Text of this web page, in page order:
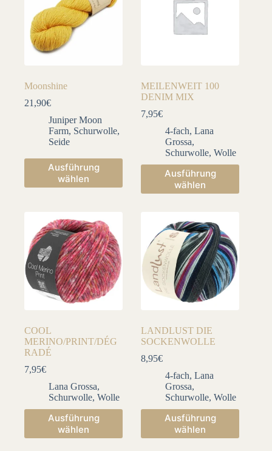
können
auf
der
Produktseite
gewählt
Moonshine
21,90€
Juniper Moon
Farm, Schurwolle,
Seide
Ausführung
wählen
Dieses
Produkt
weist
Optionen
können
auf
der
Produktseite
gewählt
MEILENWEIT 100
DENIM MIX
7,95€
4-fach,Lana
Grossa,
Schurwolle,Wolle
Ausführung
wählen
Dieses
Produkt
weist
Optionen
können
auf
der
Produktseite
gewählt
COOL
MERINO/PRINT/DÉG
RADÉ
7,95€
Lana Grossa,
Schurwolle, Wolle
Ausführung
wählen
Dieses
Produkt
weist
LANDLUST DIE
SOCKENWOLLE
8,95€
4-fach,Lana
Grossa,
Schurwolle,Wolle
Ausführung
wählen
Dieses
Produkt
weist